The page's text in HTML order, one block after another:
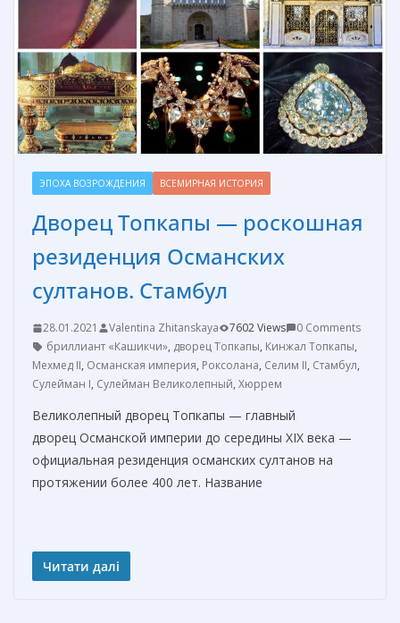
ЭПОХА ВОЗРОЖДЕНИЯ ВСЕМИРНАЯ ИСТОРИЯ
Дворец Топкапы — роскошная
резиденция Османских
султанов. Стамбул
28.01.2021 Valentina Zhitanskaya 7602 Views
0 Comments
бриллиант «Кашикчи», дворец Топкапы, Кинжал Топкапы,
Мехмед II, Османская империя, Роксолана, Селим II, Стамбул,
Сулейман I, Сулейман Великолепный, Хюррем
Великолепный дворец Топкапы — главный
дворец Османской империи до середины XIX века —
официальная резиденция османских султанов на
протяжении более 400 лет. Название
Читати далі